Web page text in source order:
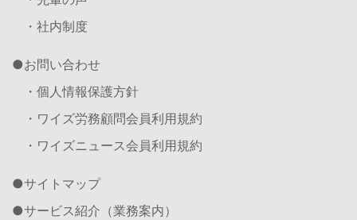
・社内制度
お問い合わせ
・個人情報保護方針
・ワイズ労務顧問会員利用規約
・ワイズニュース会員利用規約
サイトマップ
サービス紹介（業務案内）